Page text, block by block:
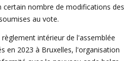
certain nombre de modifications des
au vote.
intérieur de l'assemblée
en 2023 à Bruxelles, l'organisation